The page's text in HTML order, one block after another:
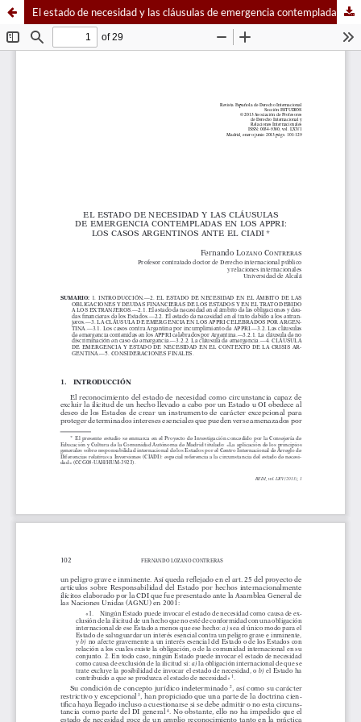
El estado de necesidad y las cláusulas de emergencia contempladas en los APPRI: los casos argentinos ante el CIADI